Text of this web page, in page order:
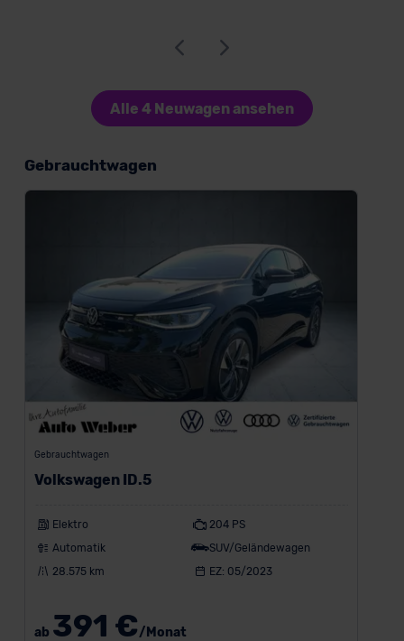
Alle 4 Neuwagen ansehen
Gebrauchtwagen
Gebrauchtwagen
Volkswagen ID.5
Elektro
204 PS
Automatik
SUV/Geländewagen
28.575 km
EZ: 05/2023
ab 391 €/Monat